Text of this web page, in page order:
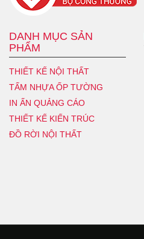
DANH MỤC SẢN
PHẨM
THIẾT KẾ NỘI THẤT
TẤM NHỰA ỐP TƯỜNG
IN ẤN QUẢNG CÁO
THIẾT KẾ KIẾN TRÚC
ĐỒ RỜI NỘI THẤT